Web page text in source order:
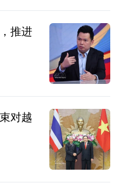
推进
对越